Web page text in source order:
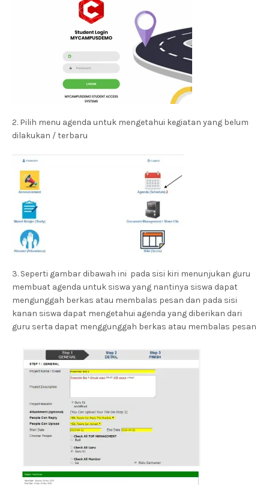
2. Pilih menu agenda untuk mengetahui kegiatan yang belum
dilakukan / terbaru
3. Seperti gambar dibawah ini pada sisi kiri menunjukan guru
membuat agenda untuk siswa yang nantinya siswa dapat
mengunggah berkas atau membalas pesan dan pada sisi
kanan siswa dapat mengetahui agenda yang diberikan dari
guru serta dapat menggunggah berkas atau membalas pesan